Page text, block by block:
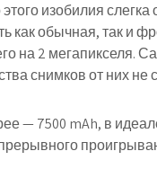
изобилия слегка
как обычная, так и
на 2 мегапикселя.
снимков от них не
— 7500 mAh, в